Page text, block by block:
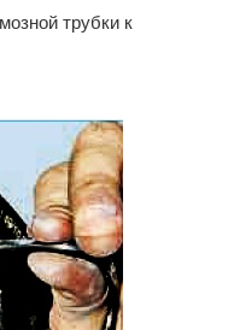
трубки к